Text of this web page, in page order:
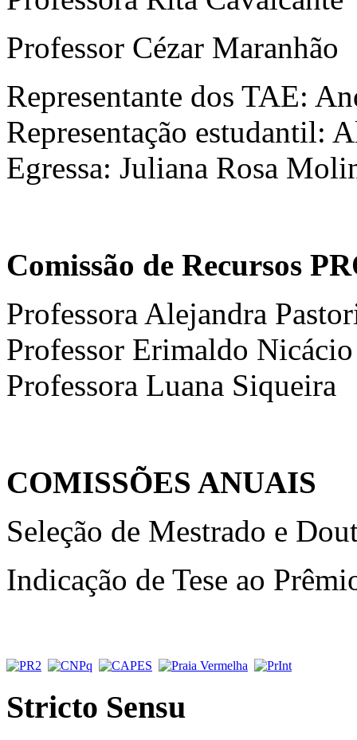
Professor Cézar Maranhão
Representante dos TAE:
Representação estudantil:
Egressa: Juliana Rosa
Comissão de Recursos
Professora Alejandra
Professor Erimaldo Nicácio
Professora Luana Siqueira
COMISSÕES ANUAIS
Seleção de Mestrado e
Indicação de Tese ao
Stricto Sensu